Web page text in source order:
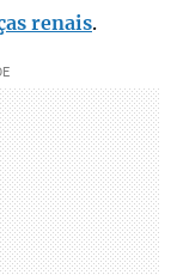
renais.